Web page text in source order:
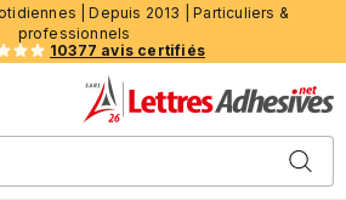
| Depuis 2013 | Particuliers &
professionnels
10377 avis certifiés
navigation